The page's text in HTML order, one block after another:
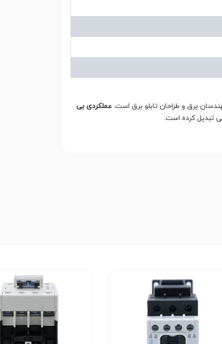
برق و طراحان تابلو برق است. عملکردی بی
تبدیل کرده است.